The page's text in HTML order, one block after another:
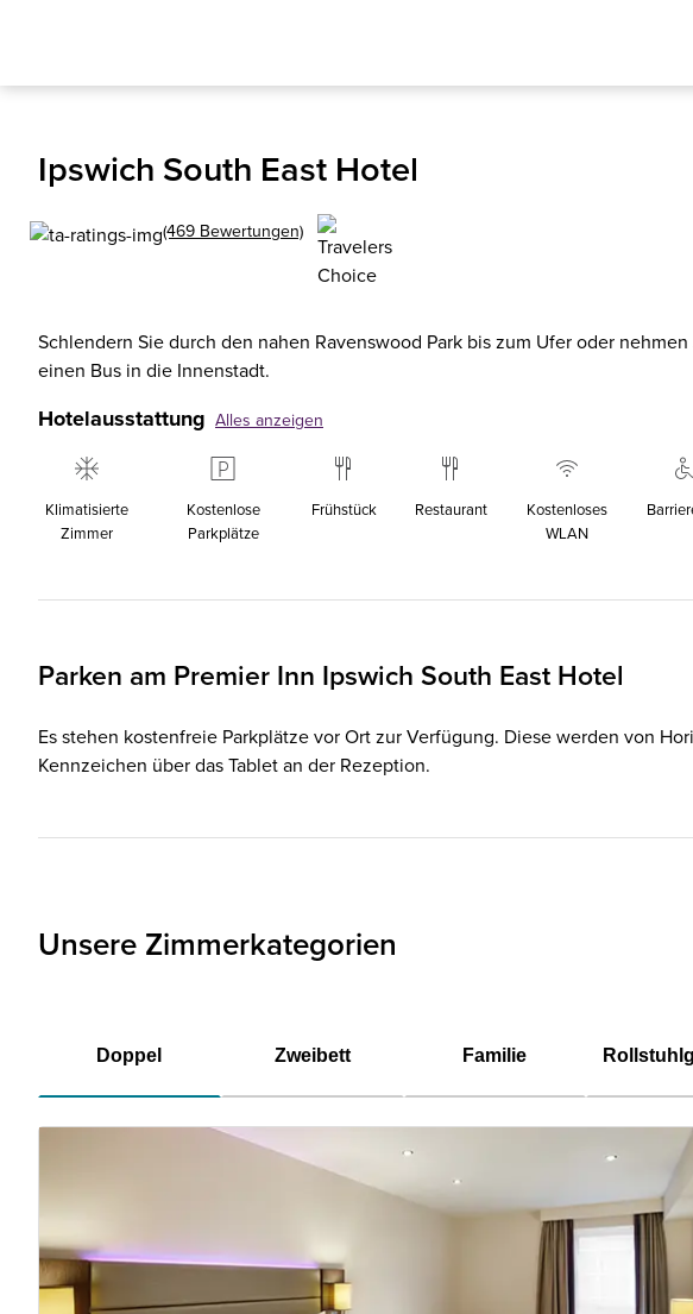
Ipswich South East Hotel
(469 Bewertungen)
Schlendern Sie durch den nahen Ravenswood Park bis zum Ufer oder nehmen
einen Bus in die Innenstadt.
Hotelausstattung Alles anzeigen
Klimatisierte
Zimmer
Kostenlose
Parkplätze
Frühstück Restaurant
Kostenloses
WLAN
Parken am Premier Inn Ipswich South East Hotel
Es stehen kostenfreie Parkplätze vor Ort zur Verfügung. Diese werden von
Kennzeichen über das Tablet an der Rezeption.
Unsere Zimmerkategorien
Doppel Zweibett Familie